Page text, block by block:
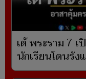
เต้ พระราม 7
นักเรียนโดนรัง